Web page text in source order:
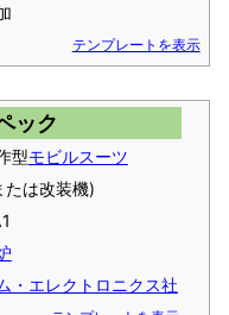
テンプレートを表示
ック
型モビルスーツ
たは改装機)
・エレクトロニクス社